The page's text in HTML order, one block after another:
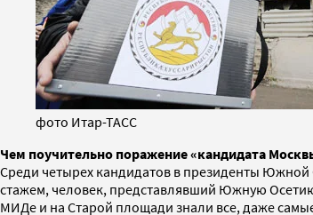
фото Итар-ТАСС
Чем поучительно поражение «кандидата
Среди четырех кандидатов в президенты
стажем, человек, представлявший Южную Осетию
МИДе и на Старой площади знали все, даже